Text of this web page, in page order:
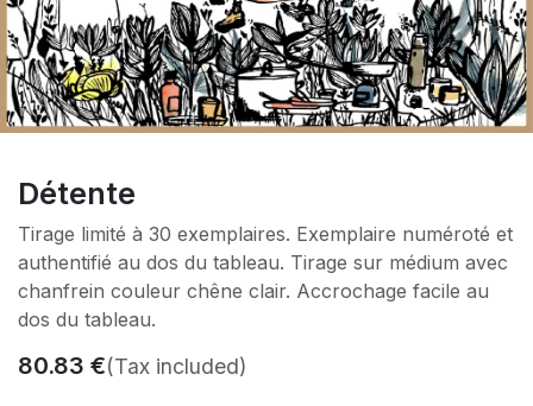
Détente
Tirage limité à 30 exemplaires. Exemplaire numéroté et
authentifié au dos du tableau. Tirage sur médium avec
chanfrein couleur chêne clair. Accrochage facile au
dos du tableau.
80.83 €(Tax included)